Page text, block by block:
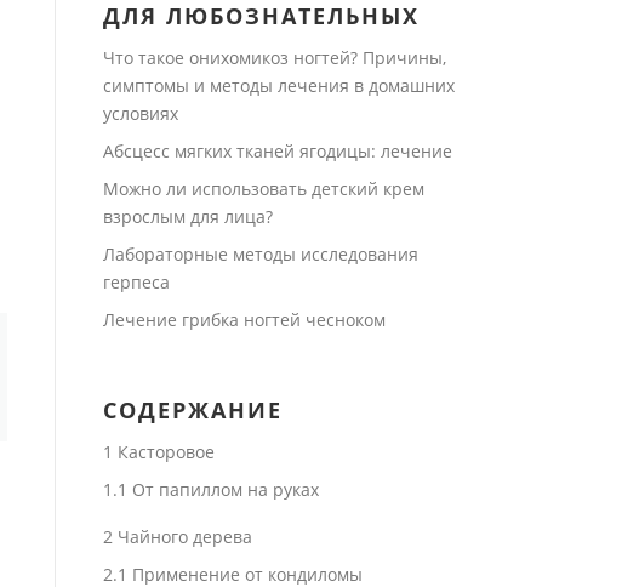
ДЛЯ ЛЮБОЗНАТЕЛЬНЫХ
Что такое онихомикоз ногтей? Причины,
симптомы и методы лечения в домашних
условиях
Абсцесс мягких тканей ягодицы: лечение
Можно ли использовать детский крем
взрослым для лица?
Лабораторные методы исследования
герпеса
Лечение грибка ногтей чесноком
СОДЕРЖАНИЕ
1 Касторовое
1.1 От папиллом на руках
2Чайного дерева
2.1 Применение от кондиломы